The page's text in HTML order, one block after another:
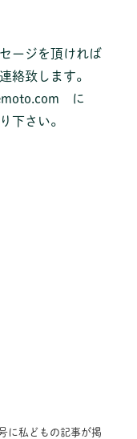
ージを頂ければ
絡致します。
に
下さい。
に私どもの記事が掲